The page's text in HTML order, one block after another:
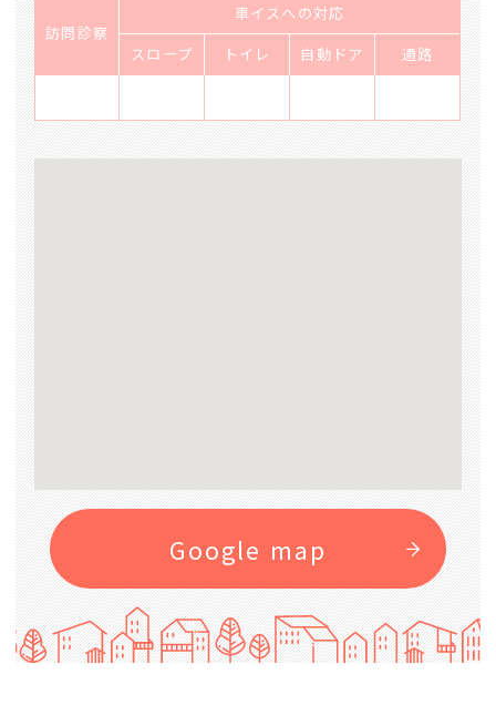
訪問診察
車イスへの対応
スロープ
トイレ 自動ドア 通路
Google map